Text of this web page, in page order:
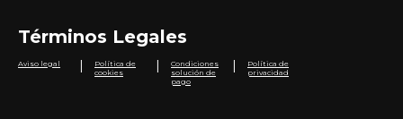
Términos Legales
Aviso legal
Política de
cookies
Condiciones
solución de
pago
Política de
privacidad